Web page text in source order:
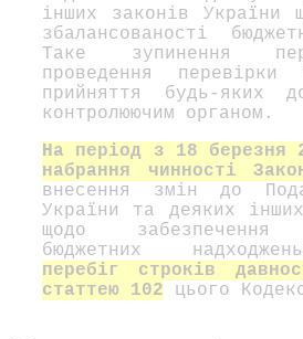
інших законів України
збалансованості
Таке зупинення
проведення
прийняття будь-яких
контролюючим органом.
На період з 18 березня
набрання чинності
внесення змін до
України та деяких
щодо забезпечення
бюджетних
перебіг строків
статтею 102 цього